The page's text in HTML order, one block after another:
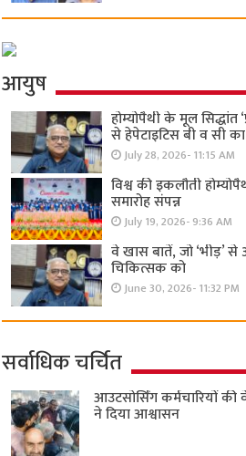
आयुष
होम्योपैथी के मूल
से हेपेटाइटिस बी व सी
July 28, 2026- 11:15 AM
विश्व की इकलौती
समारोह संपन्न
July 19, 2026- 9:36 AM
वे खास बातें, जो ‘भीड़’
चिकित्सक को
June 30, 2026- 11:32 PM
सर्वाधिक चर्चित
आउटसोर्सिंग कर्मचारियों
ने दिया आश्वासन